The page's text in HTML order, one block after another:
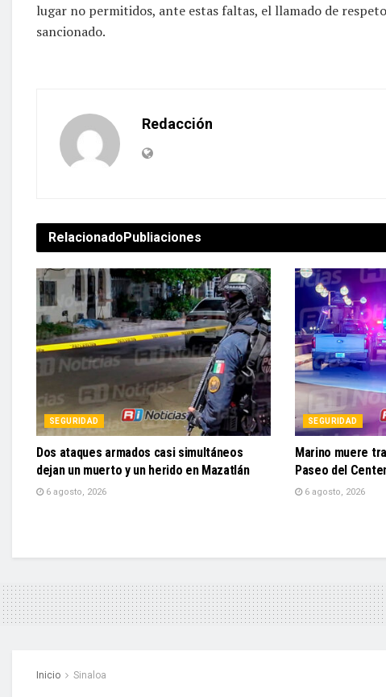
lugar no permitidos, ante estas faltas, el llamado de
sancionado.
Redacción
RelacionadoPubliaciones
SEGURIDAD
Dos ataques armados casi simultáneos
dejan un muerto y un herido en Mazatlán
6 agosto, 2026
SEGURIDAD
Marino muere
Paseo del
6 agosto, 2026
Inicio Sinaloa